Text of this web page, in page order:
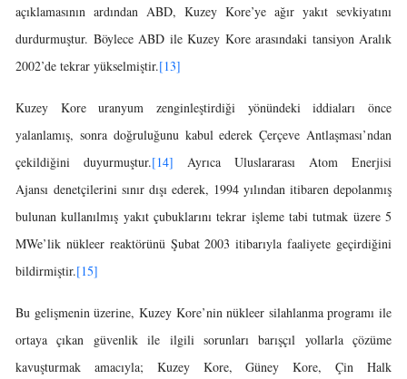
açıklamasının ardından ABD, Kuzey Kore’ye ağır yakıt sevkiyatını
durdurmuştur. Böylece ABD ile Kuzey Kore arasındaki tansiyon Aralık
2002’de tekrar yükselmiştir.[13]
Kuzey Kore uranyum zenginleştirdiği yönündeki iddiaları önce
yalanlamış, sonra doğruluğunu kabul ederek Çerçeve Antlaşması’ndan
çekildiğini duyurmuştur.[14] Ayrıca Uluslararası Atom Enerjisi
Ajansı denetçilerini sınır dışı ederek, 1994 yılından itibaren depolanmış
bulunan kullanılmış yakıt çubuklarını tekrar işleme tabi tutmak üzere 5
MWe’lik nükleer reaktörünü Şubat 2003 itibarıyla faaliyete geçirdiğini
bildirmiştir.[15]
Bu gelişmenin üzerine, Kuzey Kore’nin nükleer silahlanma programı ile
ortaya çıkan güvenlik ile ilgili sorunları barışçıl yollarla çözüme
kavuşturmak amacıyla; Kuzey Kore, Güney Kore, Çin Halk